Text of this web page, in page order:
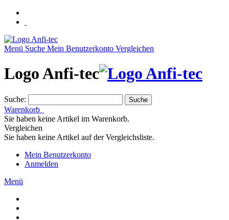
Menü Suche Mein Benutzerkonto Vergleichen
Logo Anfi-tec
Suche: Suche
Warenkorb
Sie haben keine Artikel im Warenkorb.
Vergleichen
Sie haben keine Artikel auf der Vergleichsliste.
Mein Benutzerkonto
Anmelden
Menü